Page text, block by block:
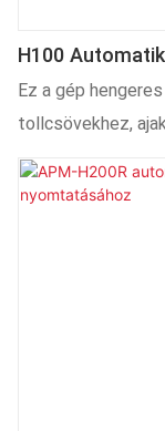
H100
Ajakfestőkhöz,
Termékekhez
Ez a gép
tollcsövekhez,